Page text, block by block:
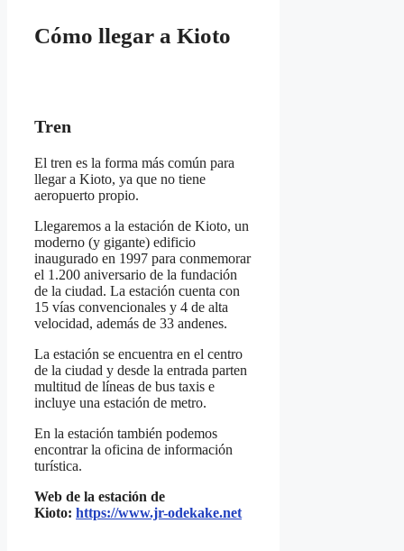
Cómo llegar a Kioto
Tren
El tren es la forma más común para
llegar a Kioto, ya que no tiene
aeropuerto propio.
Llegaremos a la estación de Kioto, un
moderno (y gigante) edificio
inaugurado en 1997 para conmemorar
el 1.200 aniversario de la fundación
de la ciudad. La estación cuenta con
15 vías convencionales y 4 de alta
velocidad, además de 33 andenes.
La estación se encuentra en el centro
de la ciudad y desde la entrada parten
multitud de líneas de bus taxis e
incluye una estación de metro.
En la estación también podemos
encontrar la oficina de información
turística.
Web de la estación de
Kioto: https://www.jr-odekake.net